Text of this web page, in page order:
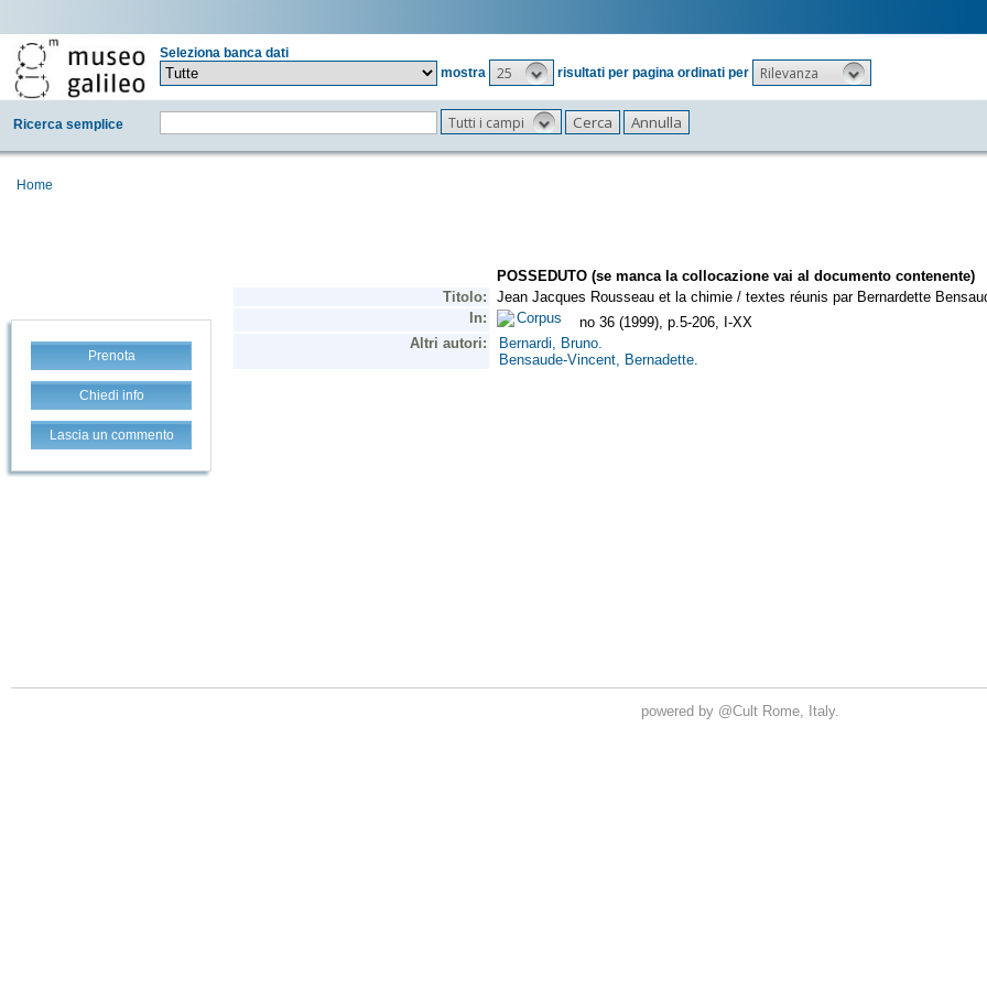
Seleziona banca dati
mostra
25 risultati per pagina ordinati per Rilevanza
Ricerca semplice Tutti i campi
Home
Prenota
Chiedi info
Lascia un commento
powered by @Cult Rome, Italy.